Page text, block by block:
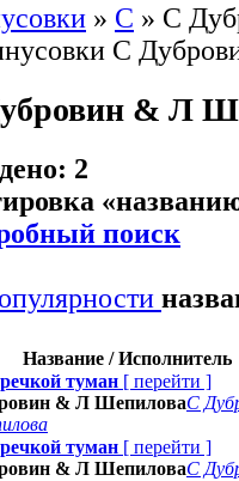
» С » С
& Л
2
«
поиск
Название / Исполнитель
туман [ перейти ]
& Л ШепиловаС
туман [ перейти ]
& Л ШепиловаС